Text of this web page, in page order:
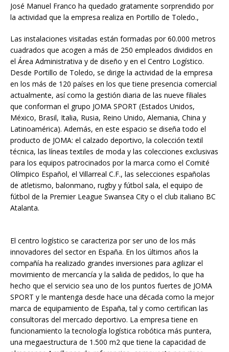
José Manuel Franco ha quedado gratamente sorprendido por
la actividad que la empresa realiza en Portillo de Toledo.,
Las instalaciones visitadas están formadas por 60.000 metros
cuadrados que acogen a más de 250 empleados divididos en
el Área Administrativa y de diseño y en el Centro Logístico.
Desde Portillo de Toledo, se dirige la actividad de la empresa
en los más de 120 países en los que tiene presencia comercial
actualmente, así como la gestión diaria de las nueve filiales
que conforman el grupo JOMA SPORT (Estados Unidos,
México, Brasil, Italia, Rusia, Reino Unido, Alemania, China y
Latinoamérica). Además, en este espacio se diseña todo el
producto de JOMA: el calzado deportivo, la colección textil
técnica, las líneas textiles de moda y las colecciones exclusivas
para los equipos patrocinados por la marca como el Comité
Olímpico Español, el Villarreal C.F., las selecciones españolas
de atletismo, balonmano, rugby y fútbol sala, el equipo de
fútbol de la Premier League Swansea City o el club italiano BC
Atalanta.
El centro logístico se caracteriza por ser uno de los más
innovadores del sector en España. En los últimos años la
compañía ha realizado grandes inversiones para agilizar el
movimiento de mercancía y la salida de pedidos, lo que ha
hecho que el servicio sea uno de los puntos fuertes de JOMA
SPORT y le mantenga desde hace una década como la mejor
marca de equipamiento de España, tal y como certifican las
consultoras del mercado deportivo. La empresa tiene en
funcionamiento la tecnología logística robótica más puntera,
una megaestructura de 1.500 m2 que tiene la capacidad de